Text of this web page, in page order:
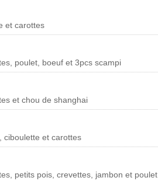
et carottes
poulet, boeuf et 3pcs scampi
et chou de shanghai
ciboulette et carottes
petits pois, crevettes, jambon et poulet